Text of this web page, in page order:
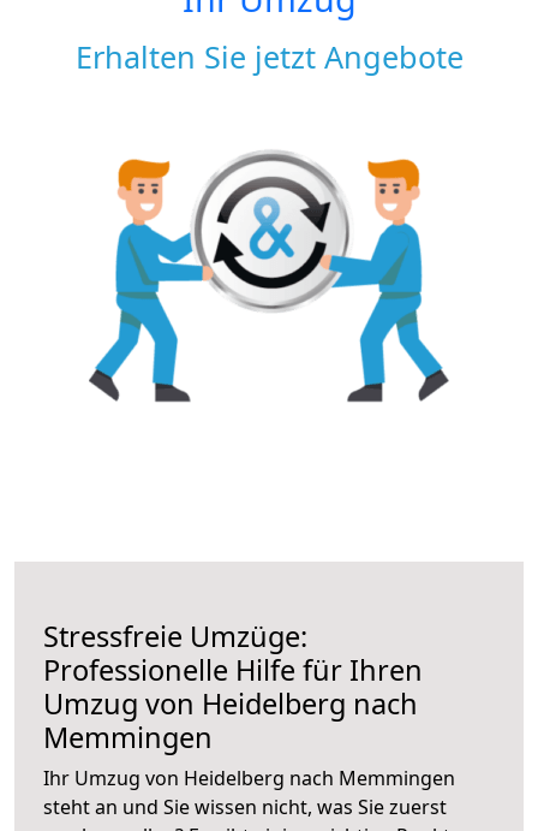
Erhalten Sie jetzt Angebote
Stressfreie Umzüge:
Professionelle Hilfe für Ihren
Umzug von Heidelberg nach
Memmingen
Ihr Umzug von Heidelberg nach Memmingen
steht an und Sie wissen nicht, was Sie zuerst